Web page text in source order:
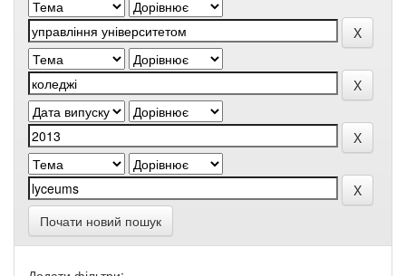
Почати новий пошук